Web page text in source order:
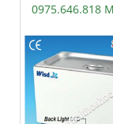
0975.646.818